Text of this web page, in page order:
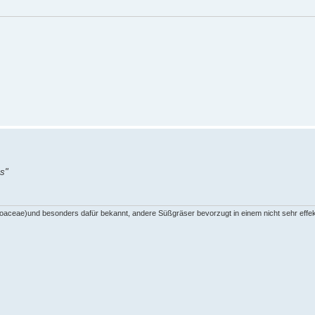
besonders dafür bekannt, andere Süßgräser bevorzugt in einem nicht sehr